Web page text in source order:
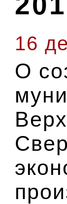
16
О